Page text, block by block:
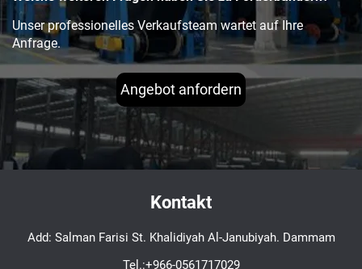
Unser professionelles Verkaufsteam wartet auf Ihre
Anfrage.
Angebot anfordern
Kontakt
Add: Salman Farisi St. Khalidiyah Al-Janubiyah. Dammam
Tel.:+966-0561717029